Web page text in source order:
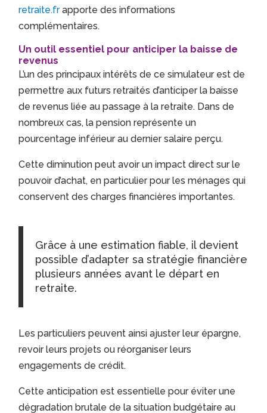
retraite.frapporte des informations
complémentaires.
Un outil essentiel pour anticiper la baisse de
revenus
L’un des principaux intérêts de ce simulateur est de
permettre aux futurs retraités d’anticiper la baisse
de revenus liée au passage à la retraite. Dans de
nombreux cas, la pension représente un
pourcentage inférieur au dernier salaire perçu.
Cette diminution peut avoir un impact direct sur le
pouvoir d’achat, en particulier pour les ménages qui
conservent des charges financières importantes.
Grâce à une estimation fiable, il devient
possible d’adapter sa stratégie financière
plusieurs années avant le départ en
retraite.
Les particuliers peuvent ainsi ajuster leur épargne,
revoir leurs projets ou réorganiser leurs
engagements de crédit.
Cette anticipation est essentielle pour éviter une
dégradation brutale de la situation budgétaire au